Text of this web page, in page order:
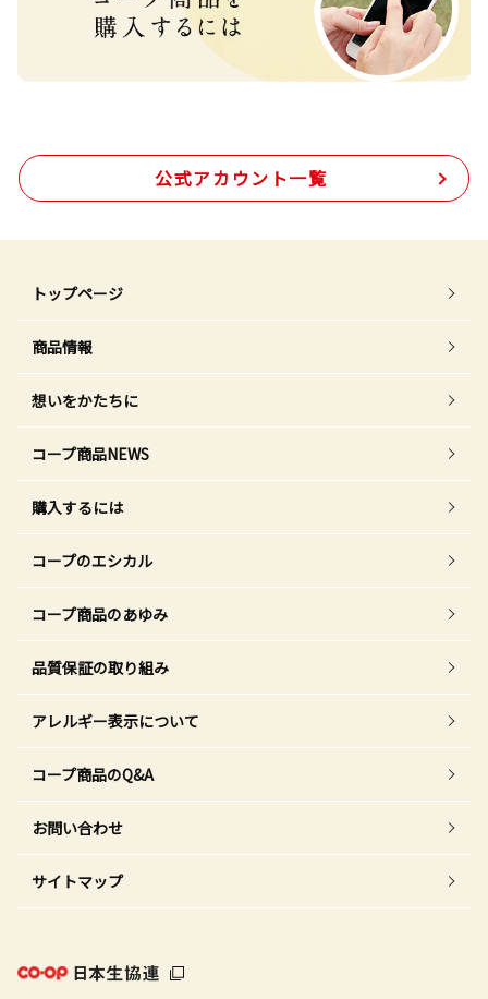
公式アカウント一覧
トップページ
商品情報
想いをかたちに
コープ商品NEWS
購入するには
コープのエシカル
コープ商品のあゆみ
品質保証の取り組み
アレルギー表示について
コープ商品のQ&A
お問い合わせ
サイトマップ